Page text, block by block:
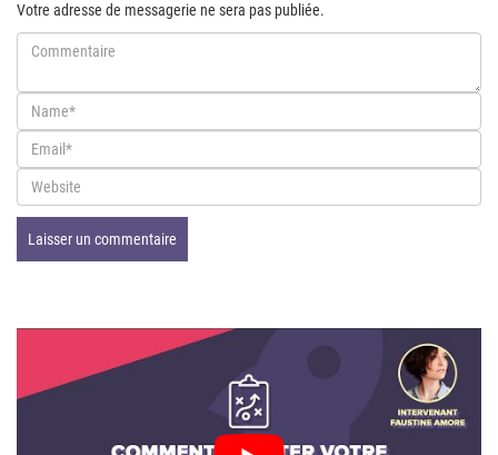
Votre adresse de messagerie ne sera pas publiée.